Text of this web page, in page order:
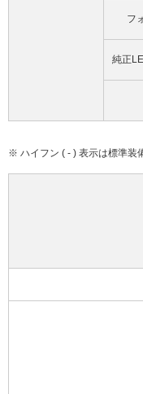
フ
純正
※ ハイフン ( - ) 表示は標準装